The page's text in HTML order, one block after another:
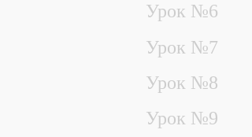
Урок №6
Урок №7
Урок №8
Урок №9